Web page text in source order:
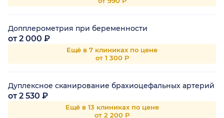
Допплерометрия при беременности
от 2 000 ₽
Ещё в 7 клиниках по цене
от 1 300 Р
Дуплексное сканирование брахиоцефальных артерий
от 2 530 ₽
Ещё в 13 клиниках по цене
от 2 200 Р